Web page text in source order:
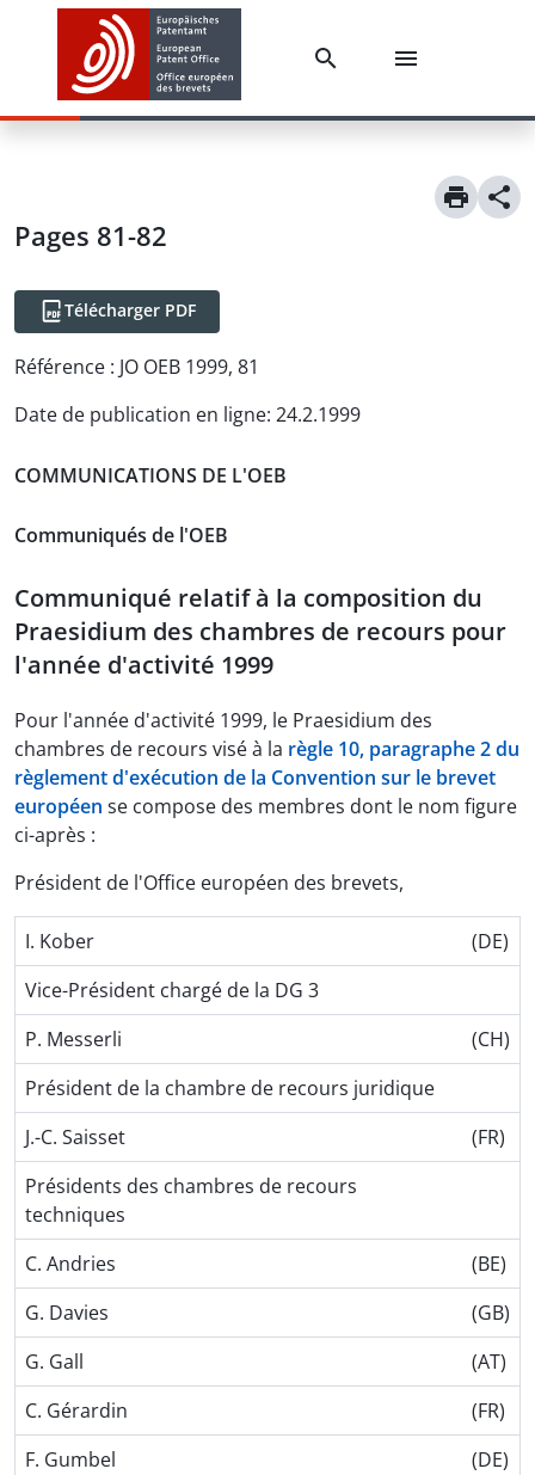
Pages 81-82
Télécharger PDF
Référence : JO OEB 1999, 81
Date de publication en ligne: 24.2.1999
COMMUNICATIONS DE L'OEB
Communiqués de l'OEB
Communiqué relatif à la composition du
Praesidium des chambres de recours pour
l'année d'activité 1999
Pour l'année d'activité 1999, le Praesidium des
chambres de recours visé à la règle 10, paragraphe 2 du
règlement d'exécution de la Convention sur le brevet
européen se compose des membres dont le nom figure
ci-après :
Président de l'Office européen des brevets,
I. Kober
(DE)
Vice-Président chargé de la DG 3
P. Messerli
(CH)
Président de la chambre de recours juridique
J.-C. Saisset
(FR)
Présidents des chambres de recours
techniques
C. Andries
(BE)
G. Davies
(GB)
G. Gall
(AT)
C. Gérardin
(FR)
F. Gumbel
(DE)